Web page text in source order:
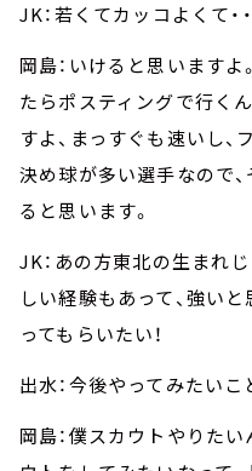
JK：若くてカッコよくて・
岡島：いけると思います
たらポスティングで行く
すよ、まっすぐも速いし、
決め球が多い選手なので
ると思います。
JK：あの方東北の生まれ
しい経験もあって、強い
ってもらいたい！
出水：今後やってみたい
岡島：僕スカウトやりた